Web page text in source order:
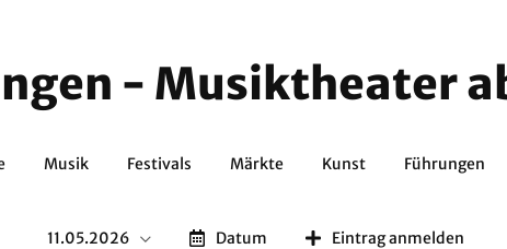
- Musiktheater
Musik Festivals Märkte Kunst Führungen
11.05.2026 Datum Eintrag anmelden